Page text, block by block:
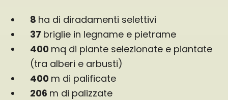
8 ha di diradamenti selettivi
37 briglie in legname e pietrame
400 mq di piante selezionate e piantate
(tra alberi e arbusti)
400 m di palificate
206 m di palizzate